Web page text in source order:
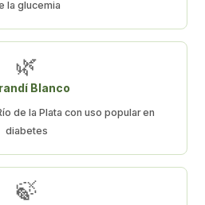
la glucemia
🌿
Blanco
de la Plata con uso popular en
diabetes
🍃